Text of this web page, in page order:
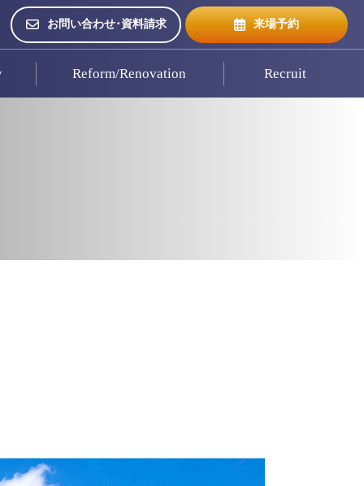
お問い合わせ･資料請求 来場予約
Reform/Renovation Recruit